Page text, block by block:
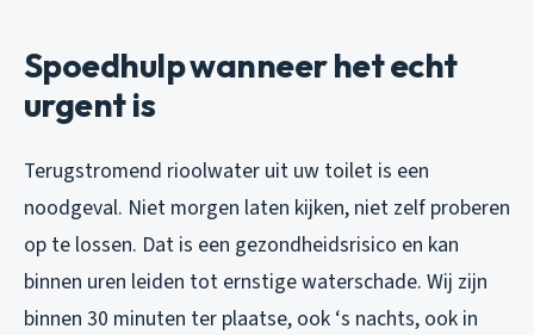
Spoedhulp wanneer het echt
urgent is
Terugstromend rioolwater uit uw toilet is een
noodgeval. Niet morgen laten kijken, niet zelf proberen
op te lossen. Dat is een gezondheidsrisico en kan
binnen uren leiden tot ernstige waterschade. Wij zijn
binnen 30 minuten ter plaatse, ook ‘s nachts, ook in